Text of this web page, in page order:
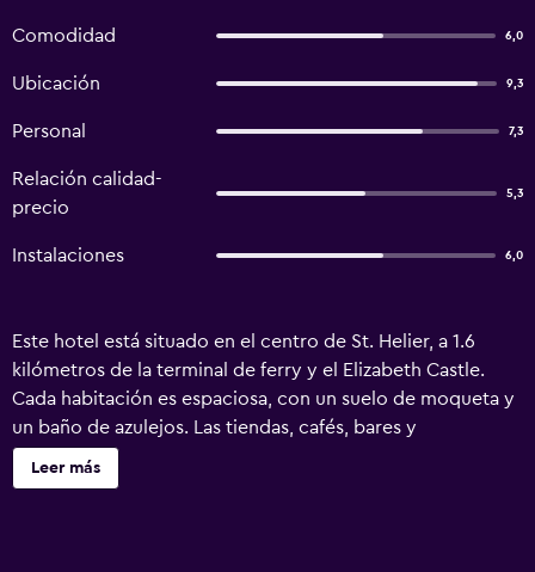
Comodidad 6,0
Ubicación 9,3
Personal 7,3
Relación calidad-
precio
5,3
Instalaciones 6,0
Este hotel está situado en el centro de St. Helier, a 1.6
kilómetros de la terminal de ferry y el Elizabeth Castle.
Cada habitación es espaciosa, con un suelo de moqueta y
un baño de azulejos. Las tiendas, cafés, bares y
restaurantes se encuentran a 10 minutos a pie.
Leer más